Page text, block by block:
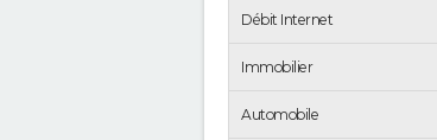
Débit Internet
Immobilier
Automobile